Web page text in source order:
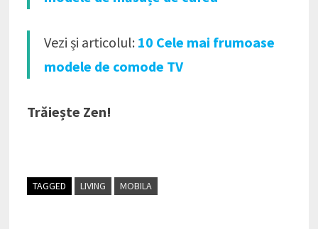
Vezi și articolul: 10 Cele mai frumoase
modele de comode TV
Trăiește Zen!
TAGGED LIVING MOBILA